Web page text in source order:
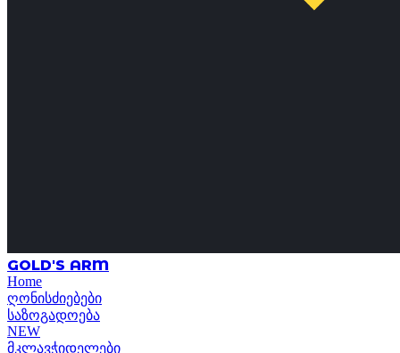
GOLD'S ARM
Home
ღონისძიებები
საზოგადოება
NEW
მკლავჭიდელები